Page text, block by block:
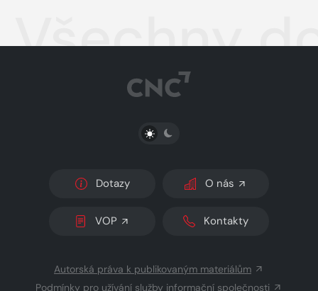
Všechny
PŘEPNOUT SVĚTLÝ/TMAVÝ REŽIM
Dotazy O nás
VOP Kontakty
Autorská práva k publikovaným materiálům
Podmínky pro užívání služby informační společnosti